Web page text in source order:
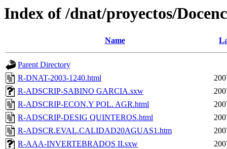
Index of /dnat/proyectos/
Name
Parent Directory
R-DNAT-2003-1240.html
R-ADSCRIP-SABINO GARCIA.sxw
R-ADSCRIP-ECON.Y POL. AGR.html
R-ADSCRIP-DESIG QUINTEROS.html
R-ADSCR.EVAL.CALIDAD20AGUAS1.htm
R-AAA-INVERTEBRADOS II.sxw